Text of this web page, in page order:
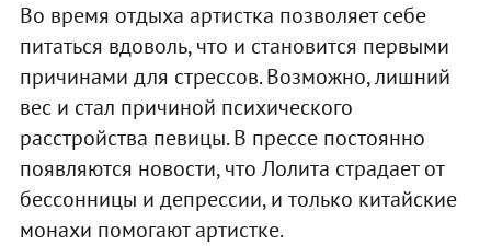
Во время отдыха артистка позволяет себе
питаться вдоволь, что и становится первыми
причинами для стрессов. Возможно, лишний
вес и стал причиной психического
расстройства певицы. В прессе постоянно
появляются новости, что Лолита страдает от
бессонницы и депрессии, и только китайские
монахи помогают артистке.